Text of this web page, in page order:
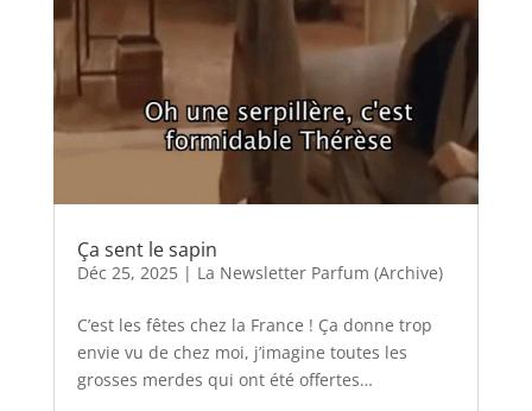
Ça sent le sapin
Déc 25, 2025| La Newsletter Parfum (Archive)
C’est les fêtes chez la France ! Ça donne trop
envie vu de chez moi, j’imagine toutes les
grosses merdes qui ont été offertes…